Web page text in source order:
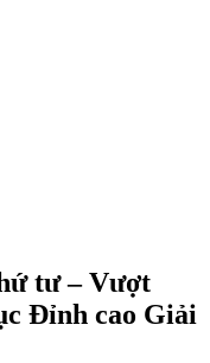
tư – Vượt
Đỉnh cao Giải